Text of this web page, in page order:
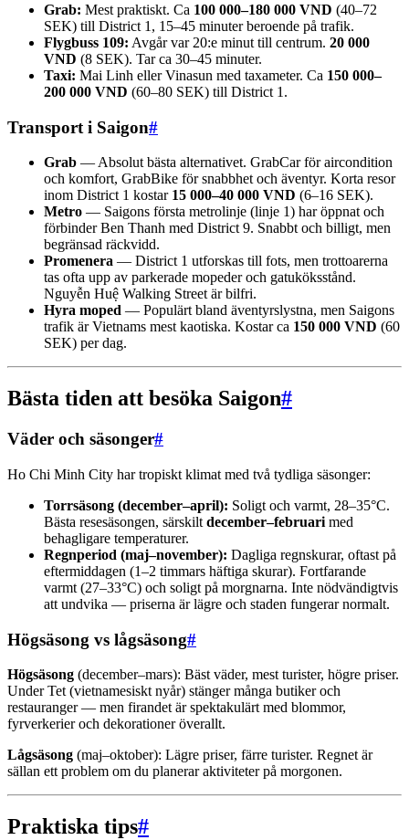
Grab: Mest praktiskt. Ca 100 000–180 000 VND (40–72
SEK) till District 1, 15–45 minuter beroende på trafik.
Flygbuss 109: Avgår var 20:e minut till centrum. 20 000
VND (8 SEK). Tar ca 30–45 minuter.
Taxi: Mai Linh eller Vinasun med taxameter. Ca 150 000–
200 000 VND (60–80 SEK) till District 1.
Transport i Saigon#
Grab — Absolut bästa alternativet. GrabCar för aircondition
och komfort, GrabBike för snabbhet och äventyr. Korta resor
inom District 1 kostar 15 000–40 000 VND (6–16 SEK).
Metro — Saigons första metrolinje (linje 1) har öppnat och
förbinder Ben Thanh med District 9. Snabbt och billigt, men
begränsad räckvidd.
Promenera — District 1 utforskas till fots, men trottoarerna
tas ofta upp av parkerade mopeder och gatuköksstånd.
Nguyễn Huệ Walking Street är bilfri.
Hyra moped — Populärt bland äventyrslystna, men Saigons
trafik är Vietnams mest kaotiska. Kostar ca 150 000 VND (60
SEK) per dag.
Bästa tiden att besöka Saigon#
Väder och säsonger#
Ho Chi Minh City har tropiskt klimat med två tydliga säsonger:
Torrsäsong (december–april): Soligt och varmt, 28–35°C.
Bästa resesäsongen, särskilt december–februari med
behagligare temperaturer.
Regnperiod (maj–november): Dagliga regnskurar, oftast på
eftermiddagen (1–2 timmars häftiga skurar). Fortfarande
varmt (27–33°C) och soligt på morgnarna. Inte nödvändigtvis
att undvika — priserna är lägre och staden fungerar normalt.
Högsäsong vs lågsäsong#
Högsäsong (december–mars): Bäst väder, mest turister, högre priser.
Under Tet (vietnamesiskt nyår) stänger många butiker och
restauranger — men firandet är spektakulärt med blommor,
fyrverkerier och dekorationer överallt.
Lågsäsong (maj–oktober): Lägre priser, färre turister. Regnet är
sällan ett problem om du planerar aktiviteter på morgonen.
Praktiska tips#